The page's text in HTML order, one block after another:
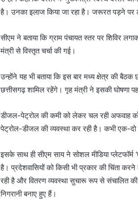
है। उनका इलाज किया जा रहा है। जरूरत पड़ने पर
सीएम ने बताया कि ग्राम पंचायत स्तर पर शिविर
मंत्री से विस्तृत चर्चा की गई।
उन्होंने यह भी बताया कि इस बार मध्य क्षेत्र की
छत्तीसगढ़ शामिल रहेंगे। गृह मंत्री ने इसकी घोषणा
डीजल-पेट्रोल की कमी को लेकर चल रही अफवाह
पेट्रोल-डीजल की व्यवस्था कर रही है। कभी एक-
इसके साथ ही सीएम साय ने सोशल मीडिया
है। प्रदेशवासियों को किसी भी प्रकार की चिंता
रही है और वितरण व्यवस्था सुचारू रूप से संचालित
निगरानी बनाए हुए हैं।